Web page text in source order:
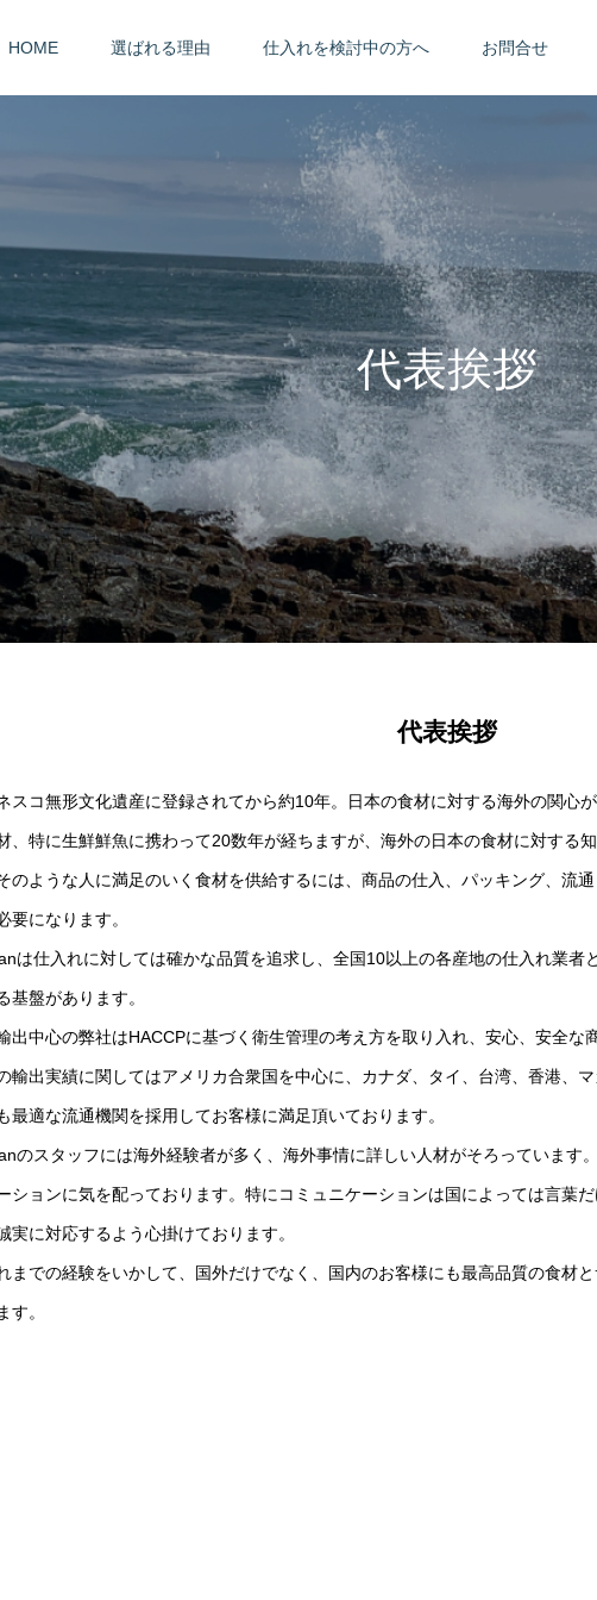
HOME 選ばれる理由 仕入れを検討中の方へ お問合せ
代表挨拶
代表挨拶
コ無形文化遺産に登録されてから約10年。日本の食材に対する海外の関心が
、特に生鮮鮮魚に携わって20数年が経ちますが、海外の日本の食材に対する
のような人に満足のいく食材を供給するには、商品の仕入、パッキング、流
要になります。
は仕入れに対しては確かな品質を追求し、全国10以上の各産地の仕入れ業者
基盤があります。
出中心の弊社はHACCPに基づく衛生管理の考え方を取り入れ、安心、安全な
出実績に関してはアメリカ合衆国を中心に、カナダ、タイ、台湾、香港、
最適な流通機関を採用してお客様に満足頂いております。
のスタッフには海外経験者が多く、海外事情に詳しい人材がそろっています
ションに気を配っております。特にコミュニケーションは国によっては言葉
実に対応するよう心掛けております。
までの経験をいかして、国外だけでなく、国内のお客様にも最高品質の食材
す。